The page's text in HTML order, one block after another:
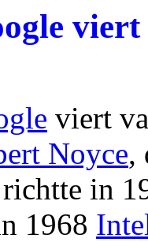
viert
Noyce,
in
1968